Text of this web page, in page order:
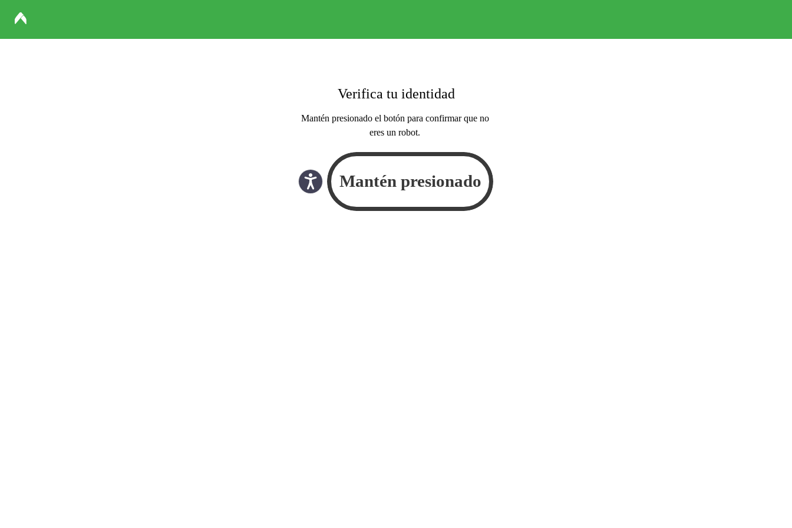
Verifica tu identidad
Mantén presionado el botón para confirmar que no
eres un robot.